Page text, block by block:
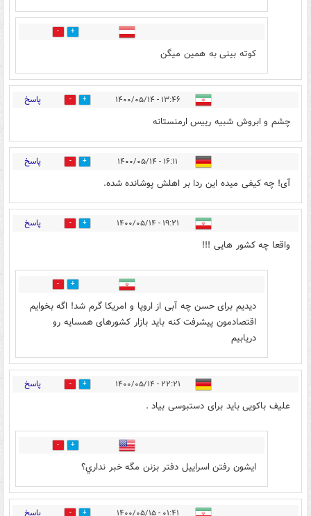
7
کوته بینی به همین میگن
۱۳:۴۶ - ۱۴۰۰/۰۵/۱۴ 1 پاسخ
چشم و ابروش شبیه رییس ارمنستانه
۱۶:۱۱ - ۱۴۰۰/۰۵/۱۴ 10 پاسخ
آی! چه کیفی میده این ردا بر اهلش پوشانده شده.
۱۹:۲۱ - ۱۴۰۰/۰۵/۱۴ 3 پاسخ
واقعا چه کشور هایی !!!
7
دیدیم برای حسن چه آبی از اروپا و امریکا گرم شد! اگه بخوایم
اقتصادمون پیشرفت کنه باید بازار کشورهای همسایه رو
دریابیم
۲۲:۲۱ - ۱۴۰۰/۰۵/۱۴ 32 پاسخ
علیف باکویی باید برای دستبوسی بیاد .
0
ايشون رفتن اسراييل دفتر بزنن مگه خبر نداري؟
۰۱:۴۱ - ۱۴۰۰/۰۵/۱۵ 0 پاسخ